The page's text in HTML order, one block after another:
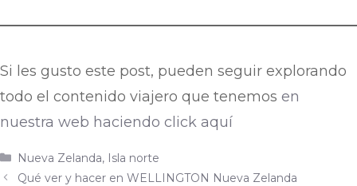
Si les gusto este post, pueden seguir explorando
todo el contenido viajero que tenemos en
nuestra web haciendo click aquí
Nueva Zelanda, Isla norte
Qué ver y hacer en WELLINGTON Nueva Zelanda